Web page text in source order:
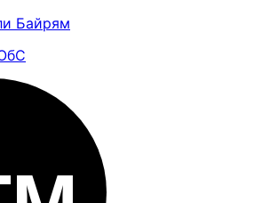
Байрям